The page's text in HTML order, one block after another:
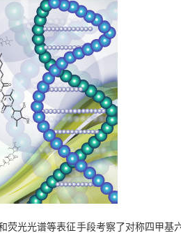
光光谱等表征手段考察了对称四甲基